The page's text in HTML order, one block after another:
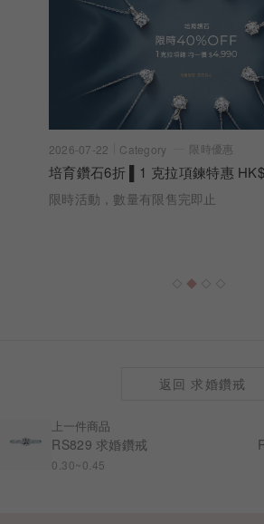
2026-07-22 Category 限時優惠
培育鑽石6折 ▌1 克拉項鍊特惠
限時活動，數量有限售完即止
上一件商品
RS829 求婚鑽戒
0.30~0.45
返回 求婚鑽戒